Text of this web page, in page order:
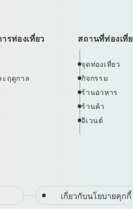
รท่องเที่ยว
ฤดูกาล
สถานที่ท่องเที่
จุดท่องเที่ยว
กิจกรรม
ร้านอาหาร
ร้านค้า
อีเวนต์
เกี่ยวกับนโยบายคุกกี้